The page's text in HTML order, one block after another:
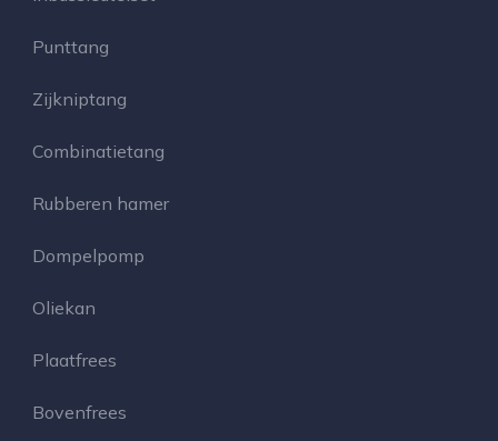
Punttang
Zijkniptang
Combinatietang
Rubberen hamer
Dompelpomp
Oliekan
Plaatfrees
Bovenfrees